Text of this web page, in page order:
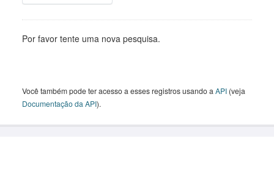
Por favor tente uma nova pesquisa.
Você também pode ter acesso a esses registros usando a API (veja
Documentação da API).